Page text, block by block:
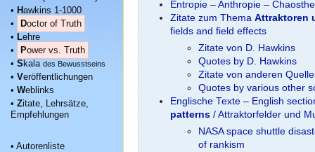
• Hawkins 1-1000
•
Doctor of Truth
• Lehre
•
Power vs. Truth
• S kala des Bewusstseins
• Veröffentlichungen
• Weblinks
• Zitate, Lehrsätze,
Empfehlungen
• Autorenliste
Entropie – Anthropie –
Zitate zum Thema Attraktoren
fields and field effects
Zitate von D. Hawkins
Quotes by D. Hawkins
Zitate von anderen
Quotes by various other
Englische Texte – English
patterns/ Attraktorfelder und
NASA space shuttle
of rankism